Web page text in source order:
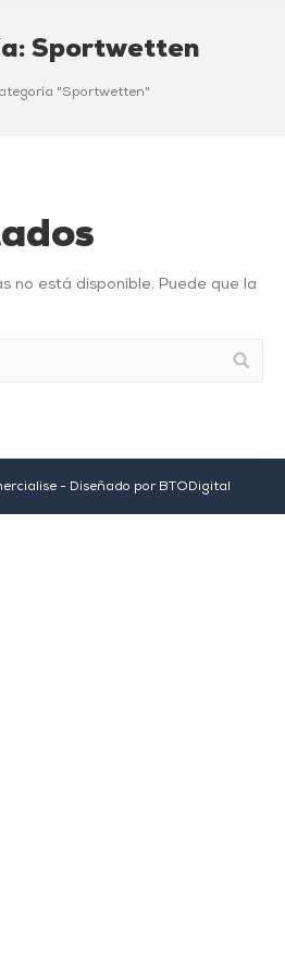
Sportwetten
"Sportwetten"
no está disponible. Puede que la
- Diseñado por BTODigital